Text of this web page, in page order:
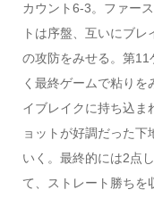
カウント6-3。ファー
トは序盤、互いにブ
の攻防をみせる。第
く最終ゲームで粘りを
イブレイクに持ち込ま
ョットが好調だった下
いく。最終的には2点
て、ストレート勝ちを